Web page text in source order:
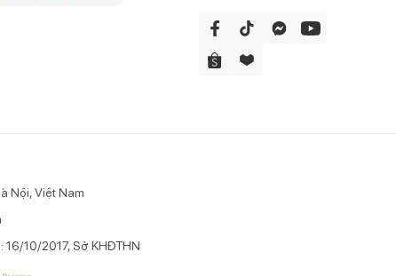
Nội, Việt Nam
10/2017, Sở KHĐTHN